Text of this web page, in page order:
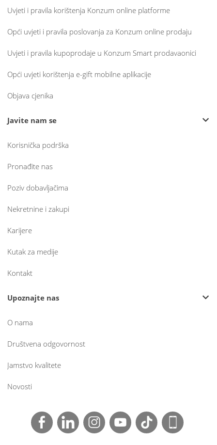
Uvjeti i pravila korištenja Konzum online platforme
Opći uvjeti i pravila poslovanja za Konzum online prodaju
Uvjeti i pravila kupoprodaje u Konzum Smart prodavaonici
Opći uvjeti korištenja e-gift mobilne aplikacije
Objava cjenika
Javite nam se
Korisnička podrška
Pronađite nas
Poziv dobavljačima
Nekretnine i zakupi
Karijere
Kutak za medije
Kontakt
Upoznajte nas
O nama
Društvena odgovornost
Jamstvo kvalitete
Novosti